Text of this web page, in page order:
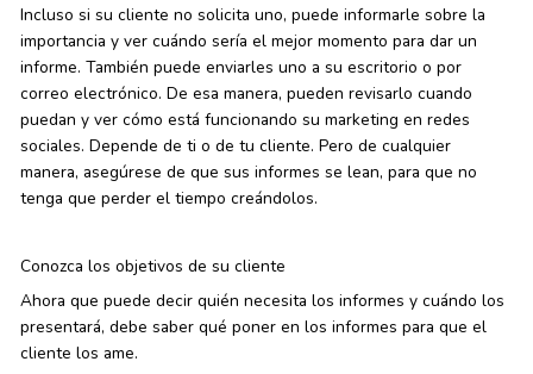
Incluso si su cliente no solicita uno, puede informarle sobre la
importancia y ver cuándo sería el mejor momento para dar un
informe. También puede enviarles uno a su escritorio o por
correo electrónico. De esa manera, pueden revisarlo cuando
puedan y ver cómo está funcionando su marketing en redes
sociales. Depende de ti o de tu cliente. Pero de cualquier
manera, asegúrese de que sus informes se lean, para que no
tenga que perder el tiempo creándolos.
Conozca los objetivos de su cliente
Ahora que puede decir quién necesita los informes y cuándo los
presentará, debe saber qué poner en los informes para que el
cliente los ame.